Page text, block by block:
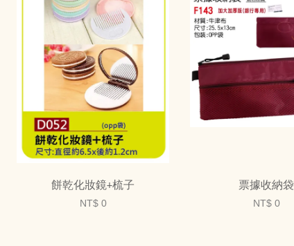
餅乾化妝鏡+梳子
NT$ 0
票據收納袋
NT$ 0